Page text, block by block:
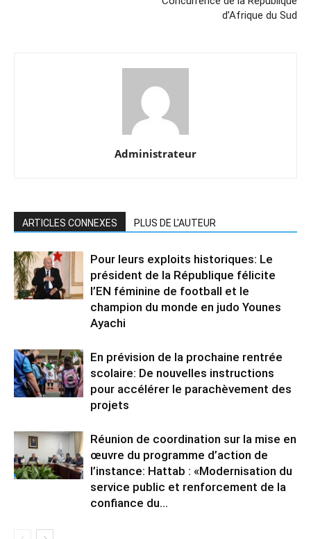
d’Afrique du Sud
Administrateur
ARTICLES CONNEXES PLUS DE L'AUTEUR
Pour leurs exploits historiques: Le
président de la République félicite
l’EN féminine de football et le
champion du monde en judo Younes
Ayachi
En prévision de la prochaine rentrée
scolaire: De nouvelles instructions
pour accélérer le parachèvement des
projets
Réunion de coordination sur la mise en
œuvre du programme d’action de
l’instance: Hattab : «Modernisation du
service public et renforcement de la
confiance du...